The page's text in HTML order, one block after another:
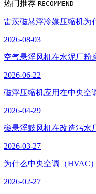
热门推荐 RECOMMEND
雷茨磁悬浮冷媒压缩机为
2026-08-03
空气悬浮风机在水泥厂粉
2026-06-22
磁浮压缩机应用在中央空
2026-04-29
磁悬浮鼓风机在改造污水
2026-03-27
为什么中央空调（HVAC
2026-02-27